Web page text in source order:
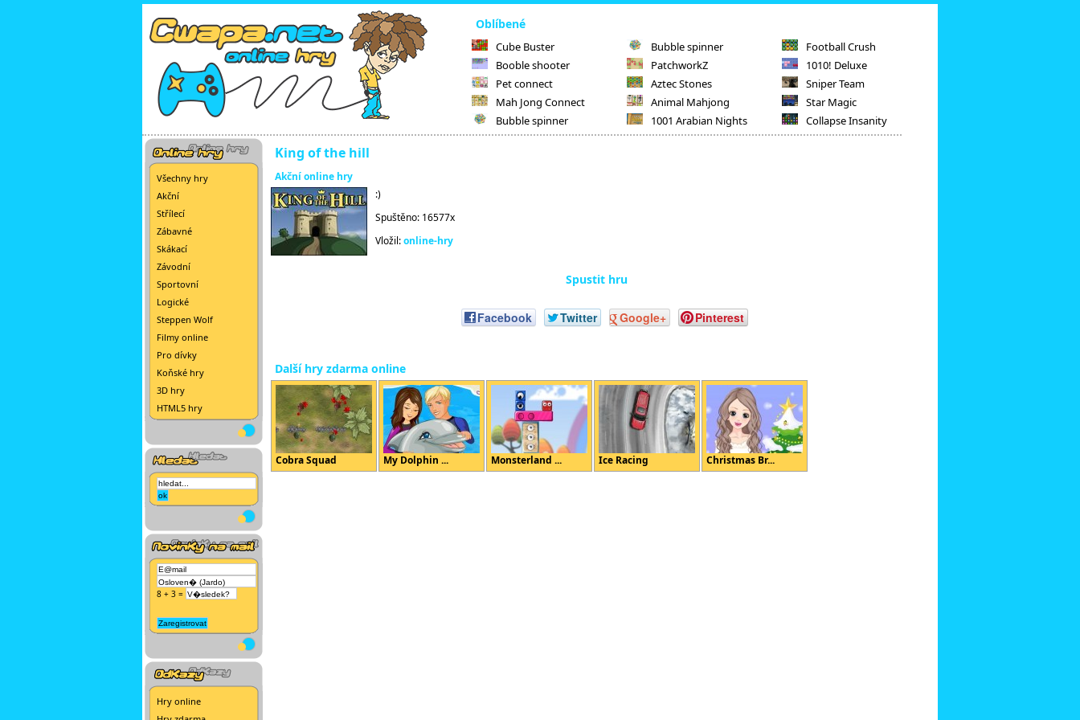
Oblíbené
Cube Buster
Booble shooter
Pet connect
Mah Jong Connect
Bubble spinner
Bubble spinner
PatchworkZ
Aztec Stones
Animal Mahjong
1001 Arabian Nights
Football Crush
1010! Deluxe
Sniper Team
Star Magic
Collapse Insanity
Všechny hry
Akční
Střílecí
Zábavné
Skákací
Závodní
Sportovní
Logické
Steppen Wolf
Filmy online
Pro dívky
Koňské hry
3D hry
HTML5 hry
8 + 3 =
Hry online
King of the hill
Akční online hry
:)
Spuštěno: 16577x
Vložil:online-hry
Spustit hru
Facebook Twitter Google+ Pinterest
Další hry zdarma online
Cobra Squad My Dolphin ... Monsterland ... Ice Racing Christmas Br...